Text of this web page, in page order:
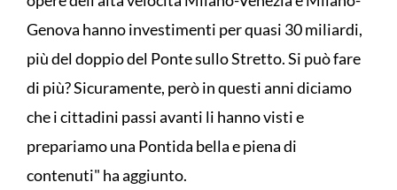
Genova hanno investimenti per quasi 30 miliardi,
più del doppio del Ponte sullo Stretto. Si può fare
di più? Sicuramente, però in questi anni diciamo
che i cittadini passi avanti li hanno visti e
prepariamo una Pontida bella e piena di
contenuti" ha aggiunto.